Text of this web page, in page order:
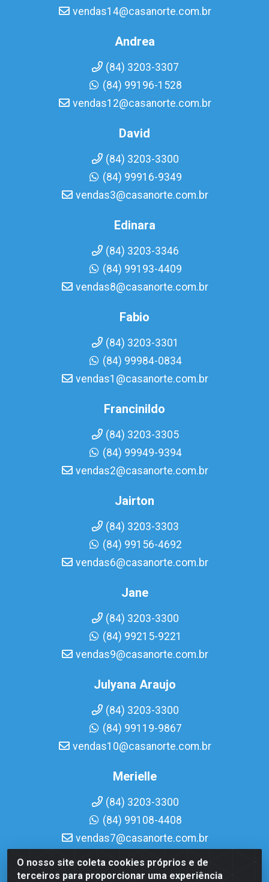
O nosso site coleta cookies próprios e de
terceiros para proporcionar uma experiência
vendas14@casanorte.com.br
Andrea
(84) 3203-3307
(84) 99196-1528
vendas12@casanorte.com.br
David
(84) 3203-3300
(84) 99916-9349
vendas3@casanorte.com.br
Edinara
(84) 3203-3346
(84) 99193-4409
vendas8@casanorte.com.br
Fabio
(84) 3203-3301
(84) 99984-0834
vendas1@casanorte.com.br
Francinildo
(84) 3203-3305
(84) 99949-9394
vendas2@casanorte.com.br
Jairton
(84) 3203-3303
(84) 99156-4692
vendas6@casanorte.com.br
Jane
(84) 3203-3300
(84) 99215-9221
vendas9@casanorte.com.br
Julyana Araujo
(84) 3203-3300
(84) 99119-9867
vendas10@casanorte.com.br
Merielle
(84) 3203-3300
(84) 99108-4408
vendas7@casanorte.com.br
Casa Norte LTDA - Av. Interventor Mário Câmara, 1815 -